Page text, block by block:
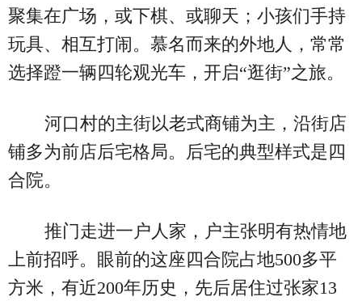
聚集在广场，或下棋、或聊天；小孩们手持
玩具、相互打闹。慕名而来的外地人，常常
选择蹬一辆四轮观光车，开启“逛街”之旅。
河口村的主街以老式商铺为主，沿街店
铺多为前店后宅格局。后宅的典型样式是四
合院。
推门走进一户人家，户主张明有热情地
上前招呼。眼前的这座四合院占地500多平
方米，有近200年历史，先后居住过张家13